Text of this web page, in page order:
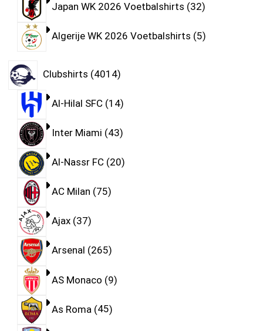
Japan WK 2026 Voetbalshirts 32
Algerije WK 2026 Voetbalshirts 5
Clubshirts 4014
Al-Hilal SFC 14
Inter Miami 43
Al-Nassr FC 20
AC Milan 75
Ajax 37
Arsenal 265
AS Monaco 9
As Roma 45